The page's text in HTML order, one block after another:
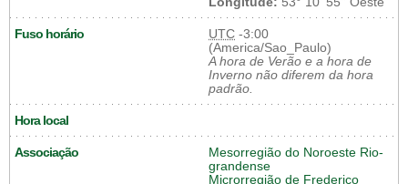
Fuso horário UTC -3:00
(America/Sao_Paulo)
A hora de Verão e a hora de
Inverno não diferem da hora
padrão.
Hora local
Associação
Mesorregião do Noroeste Rio-
grandense
Microrregião de Frederico